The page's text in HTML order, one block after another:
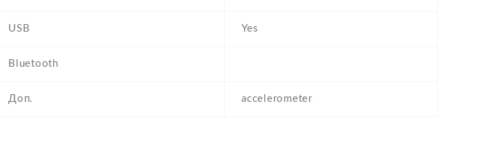
USB Yes
Bluetooth
Доп. accelerometer